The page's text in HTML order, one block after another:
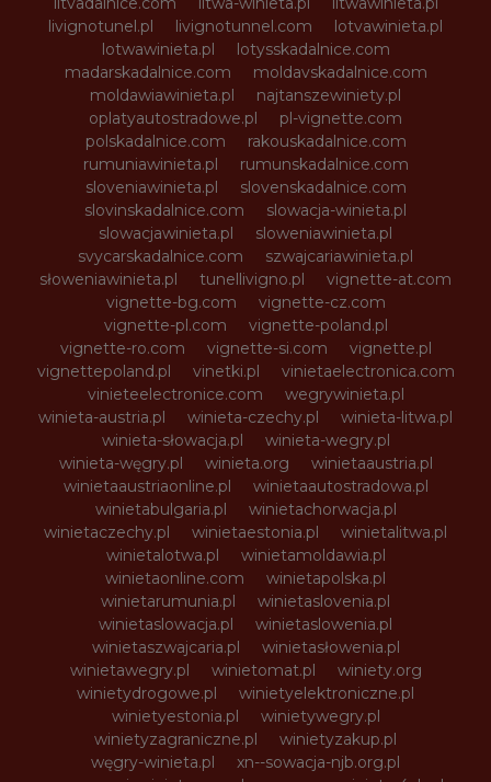
livignotunel.pl
livignotunnel.com
lotvawinieta.pl
lotwawinieta.pl
lotysskadalnice.com
madarskadalnice.com
moldavskadalnice.com
moldawiawinieta.pl
najtanszewiniety.pl
oplatyautostradowe.pl
pl-vignette.com
polskadalnice.com
rakouskadalnice.com
rumuniawinieta.pl
rumunskadalnice.com
sloveniawinieta.pl
slovenskadalnice.com
slovinskadalnice.com
slowacja-winieta.pl
slowacjawinieta.pl
sloweniawinieta.pl
svycarskadalnice.com
szwajcariawinieta.pl
słoweniawinieta.pl
tunellivigno.pl
vignette-at.com
vignette-bg.com
vignette-cz.com
vignette-pl.com
vignette-poland.pl
vignette-ro.com
vignette-si.com
vignette.pl
vignettepoland.pl
vinetki.pl
vinietaelectronica.com
vinieteelectronice.com
wegrywinieta.pl
winieta-austria.pl
winieta-czechy.pl
winieta-litwa.pl
winieta-słowacja.pl
winieta-wegry.pl
winieta-węgry.pl
winieta.org
winietaaustria.pl
winietaaustriaonline.pl
winietaautostradowa.pl
winietabulgaria.pl
winietachorwacja.pl
winietaczechy.pl
winietaestonia.pl
winietalitwa.pl
winietalotwa.pl
winietamoldawia.pl
winietaonline.com
winietapolska.pl
winietarumunia.pl
winietaslovenia.pl
winietaslowacja.pl
winietaslowenia.pl
winietaszwajcaria.pl
winietasłowenia.pl
winietawegry.pl
winietomat.pl
winiety.org
winietydrogowe.pl
winietyelektroniczne.pl
winietyestonia.pl
winietywegry.pl
winietyzagraniczne.pl
winietyzakup.pl
węgry-winieta.pl
xn--sowacja-njb.org.pl